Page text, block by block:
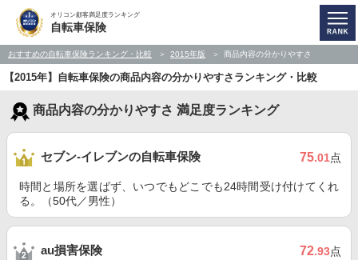
オリコン顧客満足度ランキング
自転車保険
おすすめの自転車保険ランキング・比較 2015年版 商品内容の分かりやすさ
【2015年】自転車保険の商品内容の分かりやすさランキング・比較
商品内容の分かりやすさ 満足度ランキング
セブン-イレブンの自転車保険 75.01点
時間と場所を選ばず、いつでもどこでも24時間受け付けてくれ
る。（50代／男性）
au損害保険 72.93点